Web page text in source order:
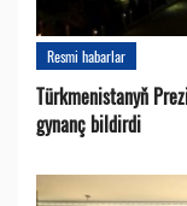
Resmi habarlar
Türkmenistanyň
gynanç bildirdi